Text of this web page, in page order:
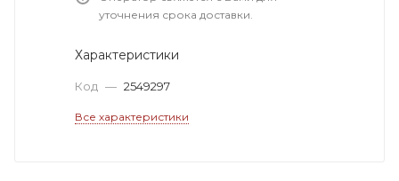
уточнения срока доставки.
Характеристики
Код — 2549297
Все характеристики